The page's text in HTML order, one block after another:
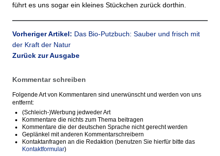
führt es uns sogar ein kleines Stückchen zurück dorthin.
Vorheriger Artikel: Das Bio-Putzbuch: Sauber und frisch mit
der Kraft der Natur
Zurück zur Ausgabe
Kommentar schreiben
Folgende Art von Kommentaren sind unerwünscht und werden von uns
entfernt:
(Schleich-)Werbung jedweder Art
Kommentare die nichts zum Thema beitragen
Kommentare die der deutschen Sprache nicht gerecht werden
Geplänkel mit anderen Kommentarschreibern
Kontaktanfragen an die Redaktion (benutzen Sie hierfür bitte das
Kontaktformular)